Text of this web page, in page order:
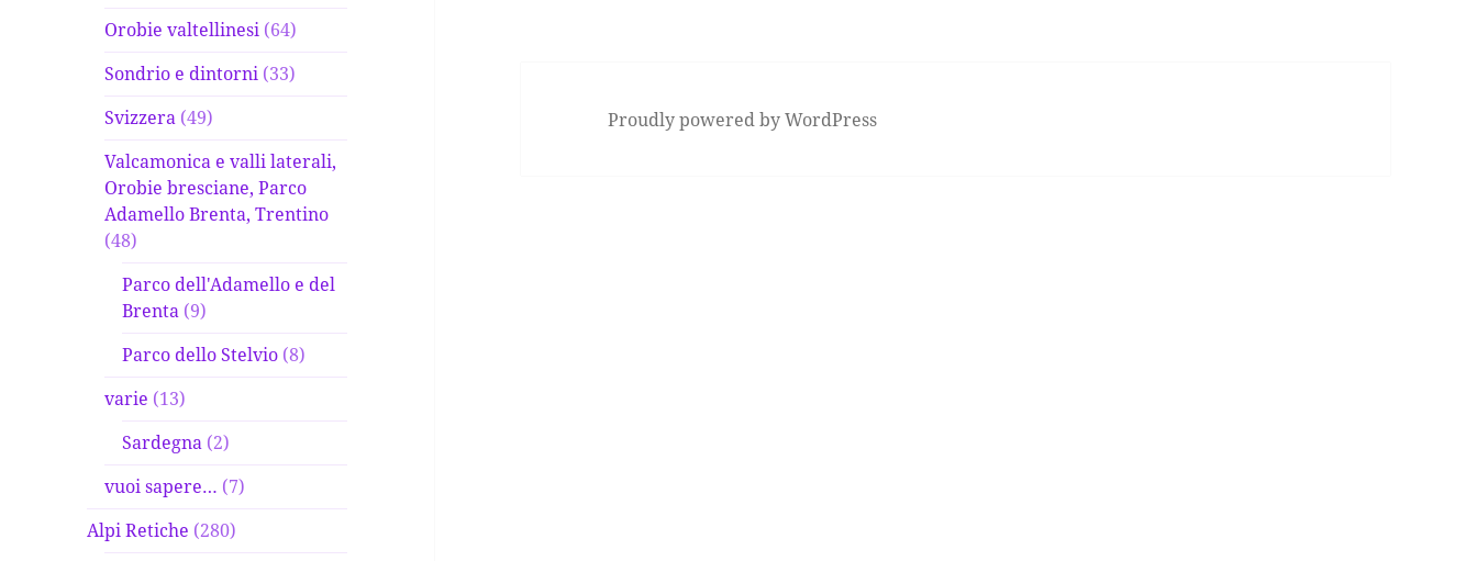
Orobie valtellinesi (64)
Sondrio e dintorni (33)
Svizzera (49)
Valcamonica e valli laterali,
Orobie bresciane, Parco
Adamello Brenta, Trentino
(48)
Parco dell'Adamello e del
Brenta (9)
Parco dello Stelvio (8)
varie (13)
Sardegna (2)
vuoi sapere… (7)
Alpi Retiche (280)
Proudly powered by WordPress